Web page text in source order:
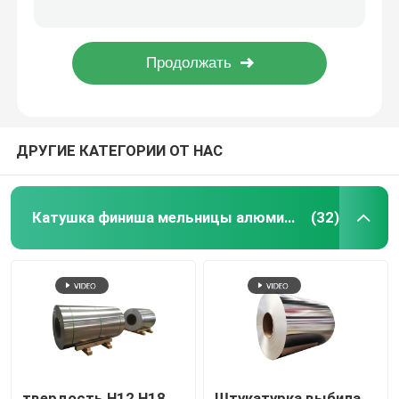
Лист алюминиевого сплава
Чистый алюминиевый слиток
Твердая алюминиевая штанга
Алюминиевый профиль штранг-прессования
ДРУГИЕ КАТЕГОРИИ ОТ НАС
Катушка финиша мельницы алюминиевая (32)